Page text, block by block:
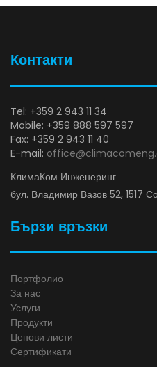
Контакти
Tel: +359 2 943 11 34
Mobile: +359 888 597 597
Fax: +359 2 943 11 40
E-mail:
КлимаКом Инженеринг
бул. Владимир Вазов 52, 1517
Бързи връзки
Портфолио
За нас
Услуги
Продукти
Ценови листи
Сертификати